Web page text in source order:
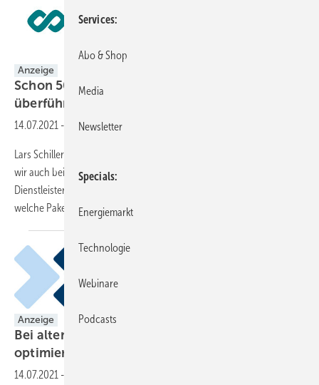
Anzeige
Schon 50 Anlagen ins Weiterbetriebsszenario
überführt
14.07.2021 - Wie betreibt man alte Parks wirtschaftlich?
Lars Schiller: Weiterbetrieb ist für uns eine Herzensangelegenheit, weil
wir auch bei diesem Thema für unsere Betreiber ein zuverlässiger
Dienstleister sein wollen. Wir haben uns also Gedanken gemacht,
welche Pakete ein Betreiber braucht, um die
Anzeige
Bei alten Anlagen zunächst die Kosten
optimieren
14.07.2021 -
Services
Abo & Shop
Media
Newsletter
Specials
Energiemarkt
Technologie
Webinare
Podcasts